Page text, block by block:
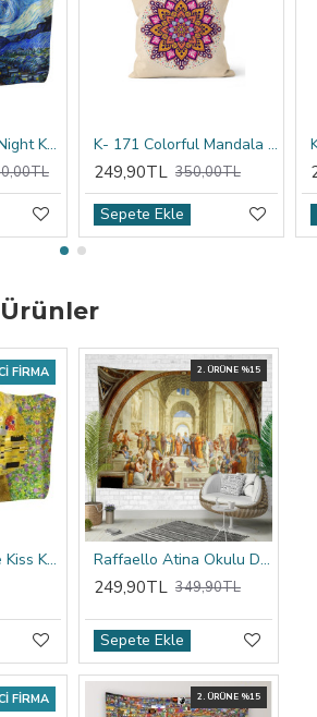
Van Gogh Starry Night Kapşonlu Battaniye K- 171 Colorful Mandala Tribal Çift Tarafı Baskılı Kırlent Kılıfı
249,90TL 350,00TL
Sepete Ekle
FIRMA
Gustav Klimt The Kiss Kapşonlu Battaniye
2. ÜRÜNE %15
Raffaello Atina Okulu Duvar Örtüsü
249,90TL 349,90TL
Sepete Ekle
FIRMA 2. ÜRÜNE %15